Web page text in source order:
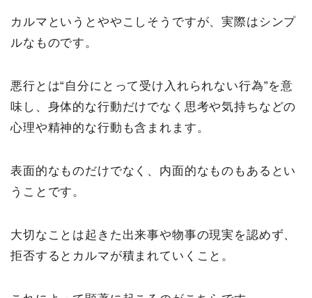
カルマというとややこしそうですが、実際はシンプ
ルなものです。
悪行とは“自分にとって受け入れられない行為”を意
味し、身体的な行動だけでなく思考や気持ちなどの
心理や精神的な行動も含まれます。
表面的なものだけでなく、内面的なものもあるとい
うことです。
大切なことは起きた出来事や物事の現実を認めず、
拒否するとカルマが積まれていくこと。